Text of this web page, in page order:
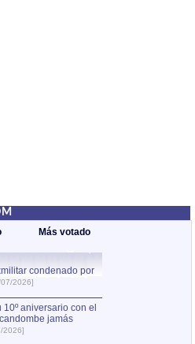
Más votado
condenado por
2026]
aniversario con el
jamás
2026]